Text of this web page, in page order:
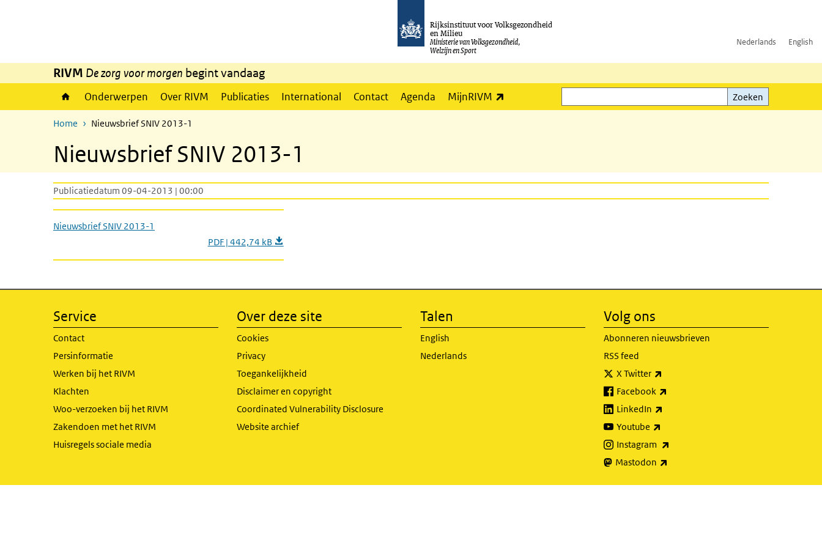
Rijksinstituut voor Volksgezondheid
en Milieu
Ministerie van Volksgezondheid,
Welzijn en Sport
Nederlands English
RIVM De zorg voor morgen begint vandaag
Onderwerpen Over RIVM Publicaties International Contact Agenda MijnRIVM
Zoeken
Zoeken
Home Nieuwsbrief SNIV 2013-1
Nieuwsbrief SNIV 2013-1
Publicatiedatum 09-04-2013 | 00:00
Nieuwsbrief SNIV 2013-1
PDF | 442,74 kB
Service
Contact
Persinformatie
Werken bij het RIVM
Klachten
Woo-verzoeken bij het RIVM
Zakendoen met het RIVM
Huisregels sociale media
Over deze site
Cookies
Privacy
Toegankelijkheid
Disclaimer en copyright
Coordinated Vulnerability Disclosure
Website archief
Talen
English
Nederlands
Volg ons
Abonneren nieuwsbrieven
RSS feed
X Twitter
Facebook
LinkedIn
Youtube
Instagram
Mastodon